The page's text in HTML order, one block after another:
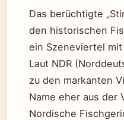
Das berüchtigte
den historischen
ein Szeneviertel
Laut NDR
zu den markanten
Name eher aus der
Nordische